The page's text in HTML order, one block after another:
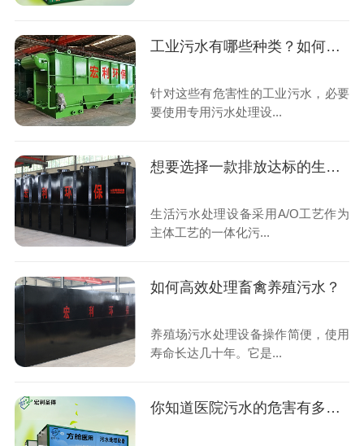
工业污水有哪些种类？如何去处理？
针对这些有危害性的工业污水，必要
要使用专用污水处理设...
想要选择一款排放达标的生活污水处理设备，来看看这款！
生活污水处理设备采用A/O工艺作为
主体工艺的一体化污...
如何高效处理畜禽养殖污水？
养殖场污水处理设备操作简便，使用
寿命长达几十年。它是...
你知道医院污水的危害有多大吗？要如何去治理呢？